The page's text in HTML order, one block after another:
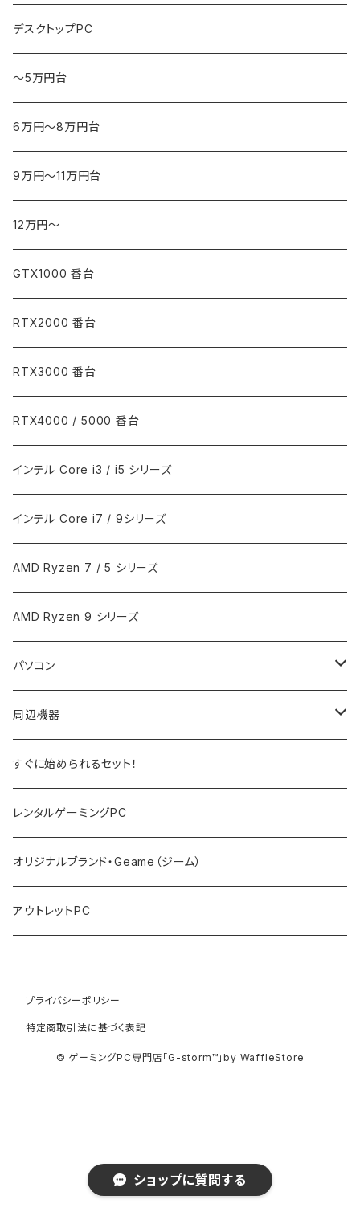
ショップに質問する
デスクトップPC
～5万円台
6万円～8万円台
9万円～11万円台
12万円～
GTX1000 番台
RTX2000 番台
RTX3000 番台
RTX4000 / 5000 番台
インテル Core i3 / i5 シリーズ
インテル Core i7 / 9シリーズ
AMD Ryzen 7 / 5 シリーズ
AMD Ryzen 9 シリーズ
パソコン
ノートPC
デスクトップPC
PCサーバー
周辺機器
モニター
キーボード
マウス
プロジェクタ
すぐに始められるセット！
レンタルゲーミングPC
オリジナルブランド・Geame（ジーム）
アウトレットPC
プライバシーポリシー
特定商取引法に基づく表記
© ゲーミングPC専門店「G-storm™」by WaffleStore